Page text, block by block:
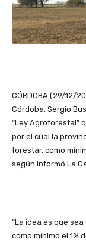
CÓRDOBA (29/12/
Córdoba, Sergio
“Ley Agroforestal”
por el cual la
forestar, como
según informó La
“La idea es que
como mínimo el 1%